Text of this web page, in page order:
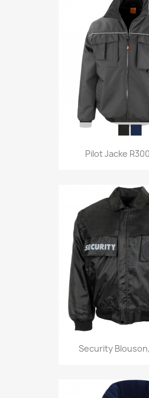
Pilot Jacke
Security